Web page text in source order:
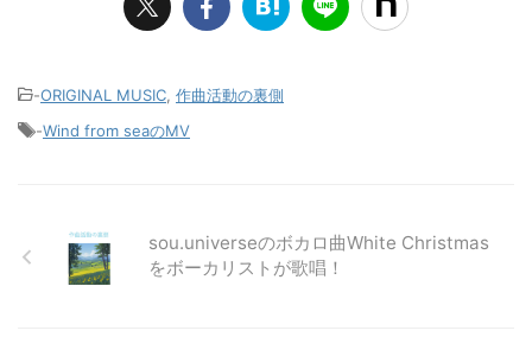
-ORIGINAL MUSIC 作曲活動の裏側
-Wind from seaのMV
sou.universeのボカロ曲White Christmas
をボーカリストが歌唱！